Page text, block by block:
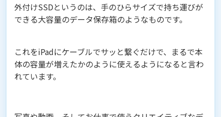
外付けSSDというのは、手のひらサイズで持ち運びが
できる大容量のデータ保存箱のようなものです。
これをiPadにケーブルでサッと繋ぐだけで、まるで本
体の容量が増えたかのように使えるようになると言わ
れています。